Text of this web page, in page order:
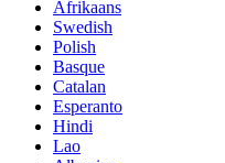
Afrikaans
Swedish
Polish
Basque
Catalan
Esperanto
Hindi
Lao